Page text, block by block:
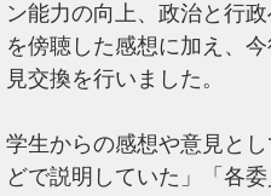
ン能力の向上、政治と行
を傍聴した感想に加え、
見交換を行いました。
学生からの感想や意見と
どで説明していた」「各